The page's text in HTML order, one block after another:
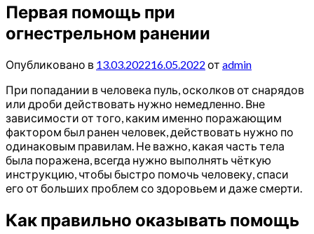
Первая помощь при
огнестрельном ранении
Опубликовано в 13.03.202216.05.2022 от admin
При попадании в человека пуль, осколков от снарядов
или дроби действовать нужно немедленно. Вне
зависимости от того, каким именно поражающим
фактором был ранен человек, действовать нужно по
одинаковым правилам. Не важно, какая часть тела
была поражена, всегда нужно выполнять чёткую
инструкцию, чтобы быстро помочь человеку, спаси
его от больших проблем со здоровьем и даже смерти.
Как правильно оказывать помощь